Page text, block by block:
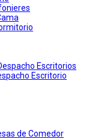
Escritorios
Escritorio
de Comedor